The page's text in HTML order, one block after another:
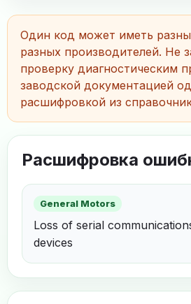
Один код может иметь
разных производителей. Не
проверку диагностическим
заводской документацией
расшифровкой из
Расшифровка
General Motors
Loss of serial
devices